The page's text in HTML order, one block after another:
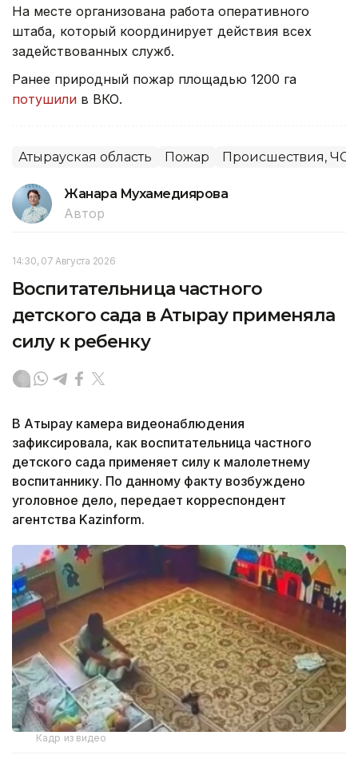
На месте организована работа оперативного
штаба, который координирует действия всех
задействованных служб.
Ранее природный пожар площадью 1200 га
потушили в ВКО.
Атырауская область Пожар Происшествия, ЧС
Жанара Мухамедиярова
Автор
14:30, 07 Августа 2026
Воспитательница частного
детского сада в Атырау применяла
силу к ребенку
В Атырау камера видеонаблюдения
зафиксировала, как воспитательница частного
детского сада применяет силу к малолетнему
воспитаннику. По данному факту возбуждено
уголовное дело, передает корреспондент
агентства Kazinform.
Кадр из видео